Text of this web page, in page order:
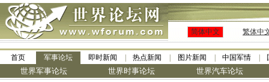
简体中文 繁体中
首页 军事论坛 即时新闻 热点新闻 图片新闻 中国军情
世界军事论坛 世界时事论坛 世界汽车论坛